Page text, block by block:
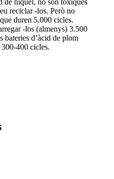
reciclar -los. Però no
duren 5.000 cicles.
-los (almenys) 3.500
bateries d’àcid de plom
400 cicles.